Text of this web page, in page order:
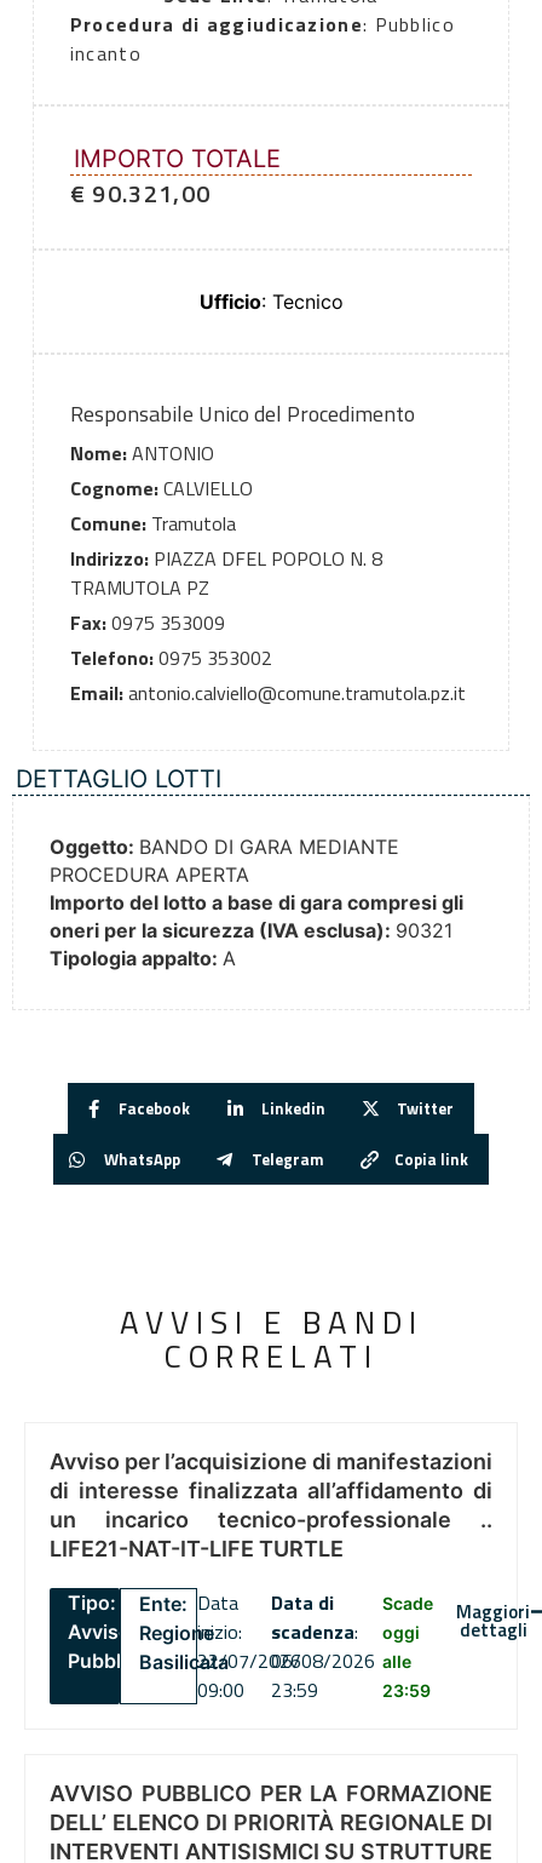
Procedura di aggiudicazione: Pubblico
incanto
IMPORTO TOTALE
€ 90.321,00
Ufficio: Tecnico
Responsabile Unico del Procedimento
Nome:ANTONIO
Cognome:CALVIELLO
Comune:Tramutola
Indirizzo:PIAZZA DFEL POPOLO N. 8
TRAMUTOLA PZ
Fax:0975 353009
Telefono:0975 353002
Email:antonio.calviello@comune.tramutola.pz.it
DETTAGLIO LOTTI
Oggetto: BANDO DI GARA MEDIANTE
PROCEDURA APERTA
Importo del lotto a base di gara compresi gli
oneri per la sicurezza (IVA esclusa): 90321
Tipologia appalto: A
Facebook Linkedin Twitter
WhatsApp Telegram Copia link
AVVISI E BANDI
CORRELATI
Avviso per l’acquisizione di manifestazioni
di interesse finalizzata all’affidamento di
un incarico tecnico-professionale ..
LIFE21-NAT-IT-LIFE TURTLE
Tipo:
Avviso
Pubblico
Ente:
Regione
Basilicata
Data
inizio:
22/07/2026
09:00
Data di
scadenza:
06/08/2026
23:59
Scade
oggi
alle
23:59
Maggiori
dettagli
AVVISO PUBBLICO PER LA FORMAZIONE
DELL’ ELENCO DI PRIORITÀ REGIONALE DI
INTERVENTI ANTISISMICI SU STRUTTURE